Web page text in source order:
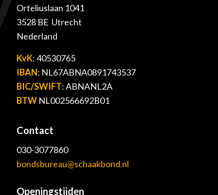
Orteliuslaan 1041
3528 BE Utrecht
Nederland
KvK: 40530765
IBAN: NL67ABNA0891743537
BIC/SWIFT: ABNANL2A
BTWNL002566692B01
Contact
030-3077860
bondsbureau@schaakbond.nl
Openingstijden